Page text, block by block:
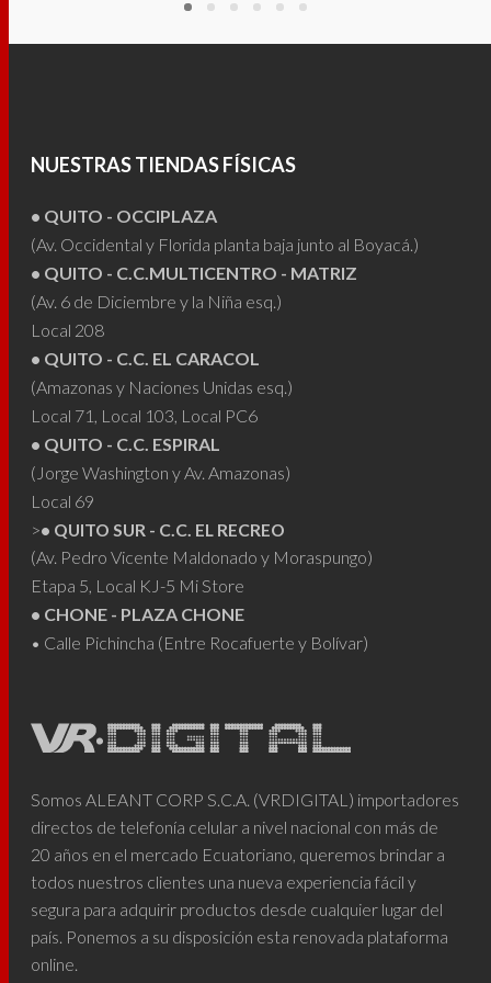
múltiples
variantes.
pueden
la
página
producto
NUESTRAS TIENDAS FÍSICAS
• QUITO - OCCIPLAZA
(Av. Occidental y Florida planta baja junto al Boyacá.)
• QUITO - C.C.MULTICENTRO - MATRIZ
(Av. 6 de Diciembre y la Niña esq.)
Local 208
• QUITO - C.C. EL CARACOL
(Amazonas y Naciones Unidas esq.)
Local 71, Local 103, Local PC6
• QUITO - C.C. ESPIRAL
(Jorge Washington y Av. Amazonas)
Local 69
>• QUITO SUR - C.C. EL RECREO
(Av. Pedro Vicente Maldonado y Moraspungo)
Etapa 5, Local KJ-5 Mi Store
• CHONE - PLAZA CHONE
• Calle Pichincha (Entre Rocafuerte y Bolívar)
Somos ALEANT CORP S.C.A. (VRDIGITAL) importadores
directos de telefonía celular a nivel nacional con más de
20 años en el mercado Ecuatoriano, queremos brindar a
todos nuestros clientes una nueva experiencia fácil y
segura para adquirir productos desde cualquier lugar del
país. Ponemos a su disposición esta renovada plataforma
online.